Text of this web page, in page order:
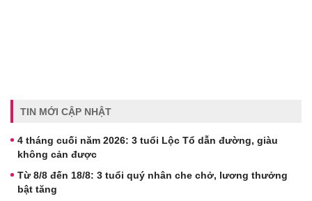
TIN MỚI CẬP NHẬT
4 tháng cuối năm 2026: 3 tuổi Lộc Tổ dẫn đường, giàu
không cản được
Từ 8/8 đến 18/8: 3 tuổi quý nhân che chở, lương thưởng
bật tăng